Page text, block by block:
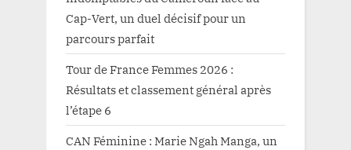
Cap-Vert, un duel décisif pour un
parcours parfait
Tour de France Femmes 2026 :
Résultats et classement général après
l’étape 6
CAN Féminine : Marie Ngah Manga, un